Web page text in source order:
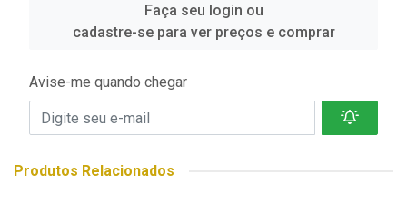
Faça seu login ou
cadastre-se para ver preços e comprar
Avise-me quando chegar
Produtos Relacionados